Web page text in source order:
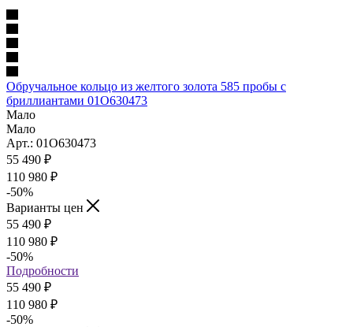
Обручальное кольцо из желтого золота 585 пробы с
бриллиантами 01О630473
Мало
Мало
Арт.: 01О630473
55 490 ₽
110 980 ₽
-50%
Варианты цен
55 490 ₽
110 980 ₽
-50%
Подробности
55 490 ₽
110 980 ₽
-50%